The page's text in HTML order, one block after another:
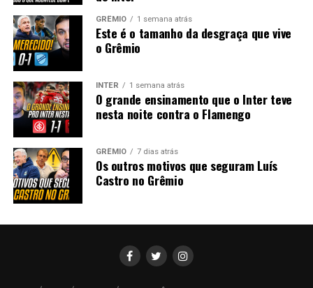
GRÊMIO 1 semana atrás
Este é o tamanho da desgraça que vive
o Grêmio
INTER 1 semana atrás
O grande ensinamento que o Inter teve
nesta noite contra o Flamengo
GRÊMIO 7 dias atrás
Os outros motivos que seguram Luís
Castro no Grêmio